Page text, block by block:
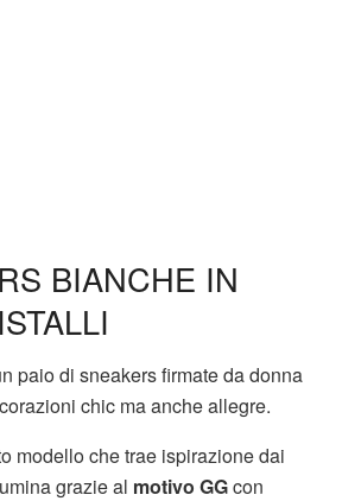
BIANCHE IN
paio di sneakers firmate da donna
chic ma anche allegre.
modello che trae ispirazione dai
grazie al motivo GGcon